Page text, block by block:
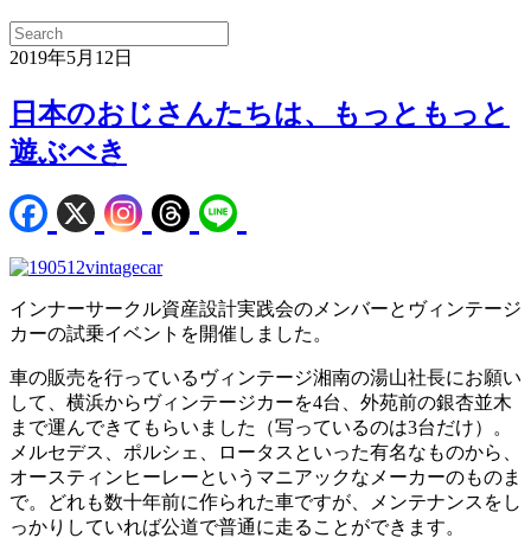
2019年5月12日
日本のおじさんたちは、もっともっと
遊ぶべき
インナーサークル資産設計実践会のメンバーとヴィンテージ
カーの試乗イベントを開催しました。
車の販売を行っているヴィンテージ湘南の湯山社長にお願い
して、横浜からヴィンテージカーを4台、外苑前の銀杏並木
まで運んできてもらいました（写っているのは3台だけ）。
メルセデス、ポルシェ、ロータスといった有名なものから、
オースティンヒーレーというマニアックなメーカーのものま
で。どれも数十年前に作られた車ですが、メンテナンスをし
っかりしていれば公道で普通に走ることができます。